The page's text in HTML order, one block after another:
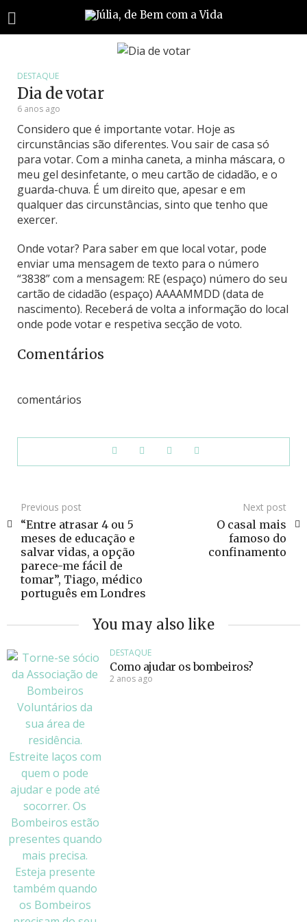
DESTAQUE
Dia de votar
6 anos ago
Considero que é importante votar. Hoje as
circunstâncias são diferentes. Vou sair de casa só
para votar. Com a minha caneta, a minha máscara, o
meu gel desinfetante, o meu cartão de cidadão, e o
guarda-chuva. É um direito que, apesar e em
qualquer das circunstâncias, sinto que tenho que
exercer.
Onde votar? Para saber em que local votar, pode
enviar uma mensagem de texto para o número
“3838” com a mensagem: RE (espaço) número do seu
cartão de cidadão (espaço) AAAAMMDD (data de
nascimento). Receberá de volta a informação do local
onde pode votar e respetiva secção de voto.
Comentários
comentários
Previous post
“Entre atrasar 4 ou 5
meses de educação e
salvar vidas, a opção
parece-me fácil de
tomar”, Tiago, médico
português em Londres
Next post
O casal mais
famoso do
confinamento
You may also like
DESTAQUE
Como ajudar os bombeiros?
2 anos ago